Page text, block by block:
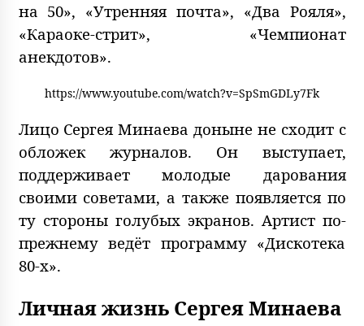
на 50», «Утренняя почта», «Два Рояля»,
«Караоке-стрит», «Чемпионат
анекдотов».
https://www.youtube.com/watch?v=SpSmGDLy7Fk
Лицо Сергея Минаева доныне не сходит с
обложек журналов. Он выступает,
поддерживает молодые дарования
своими советами, а также появляется по
ту стороны голубых экранов. Артист по-
прежнему ведёт программу «Дискотека
80-х».
Личная жизнь Сергея Минаева